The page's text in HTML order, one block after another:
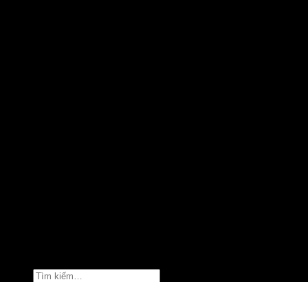
Tìm